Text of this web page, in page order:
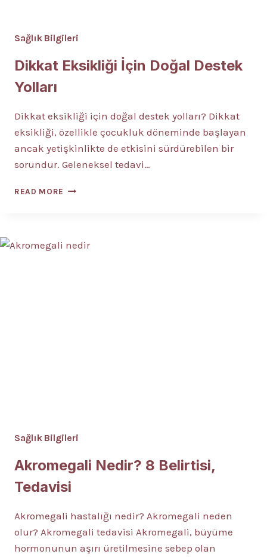
Sağlık Bilgileri
Dikkat Eksikliği İçin Doğal Destek
Yolları
Dikkat eksikliği için doğal destek yolları? Dikkat
eksikliği, özellikle çocukluk döneminde başlayan
ancak yetişkinlikte de etkisini sürdürebilen bir
sorundur. Geleneksel tedavi…
READ MORE DIKKAT
YOLLARI
Sağlık Bilgileri
Akromegali Nedir? 8 Belirtisi,
Tedavisi
Akromegali hastalığı nedir? Akromegali neden
olur? Akromegali tedavisi Akromegali, büyüme
hormonunun aşırı üretilmesine sebep olan